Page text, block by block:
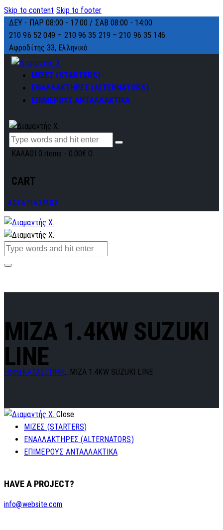
Skip to content Skip to footer
ΔΕΥ - ΠΑΡ 08:00 - 17:00 / ΣΑΒ 08:00 - 14:00
210 96 52 049 – 210 96 35 219 –210 96 35 146
Αφροδίτης 33, Ελληνικό
ΜΙΖΕΣ (STARTERS)
ΕΝΑΛΛΑΚΤΗΡΕΣ (ALTERNATORS)
ΕΠΙΜΕΡΟΥΣ ΑΝΤΑΛΛΑΚΤΙΚΑ
ΚΑΛΑΘΙ 0 items - 0.00€ 0
CART
ΛΟΓΑΡΙΑΣΜΟΣ
MIZA 1.4KW SUZUKI
LINE
Home ΚΑΤΑΣΤΗΜΑ... MIZA 1.4KW SUZUKI LINE
Close
ΜΙΖΕΣ (STARTERS)
ΕΝΑΛΛΑΚΤΗΡΕΣ (ALTERNATORS)
ΕΠΙΜΕΡΟΥΣ ΑΝΤΑΛΛΑΚΤΙΚΑ
HAVE A PROJECT?
info@website.com